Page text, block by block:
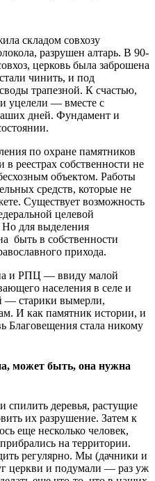
складом совхозу
разрушен алтарь. В 90-
церковь была заброшена
чинить, и под
трапезной. К счастью,
уцелели — вместе с
дней. Фундамент и
по охране памятников
в реестрах собственности не
объектом. Работы
средств, которые не
Существует возможность
целевой
для выделения
быть в собственности
прихода.
и РПЦ — ввиду малой
населения в селе и
— старики вымерли,
И как памятник истории, и
Благовещения стала никому
может быть, она нужна
спилить деревья, растущие
их разрушение. Затем к
еще несколько человек,
на территории.
регулярно. Мы (дачники и
церкви и подумали — раз уж